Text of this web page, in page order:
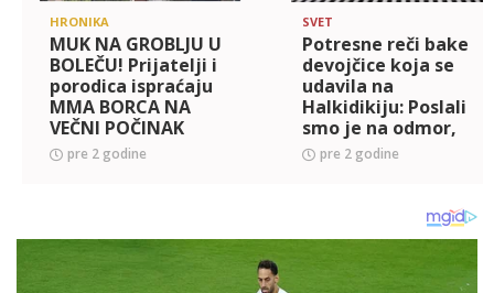
HRONIKA
MUK NA GROBLJU U
BOLEČU! Prijatelji i
porodica ispraćaju
MMA BORCA NA
VEČNI POČINAK
(FOTO)
pre 2 godine
SVET
Potresne reči bake
devojčice koja se
udavila na
Halkidikiju: Poslali
smo je na odmor,
vratili su je mrtvu
pre 2 godine